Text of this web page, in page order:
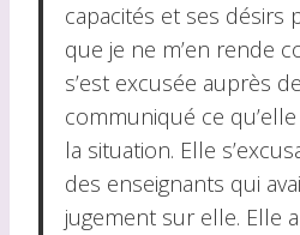
capacités et ses désirs
que je ne m’en rende
s’est excusée auprès
communiqué ce
la situation. Elle
des enseignants qui
jugement sur elle. Elle